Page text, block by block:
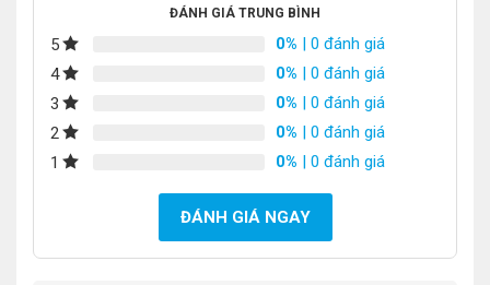
ĐÁNH GIÁ TRUNG BÌNH
5 0% | 0 đánh giá
4
0% | 0 đánh giá
3
0% | 0 đánh giá
2
0% | 0 đánh giá
1
0% | 0 đánh giá
ĐÁNH GIÁ NGAY